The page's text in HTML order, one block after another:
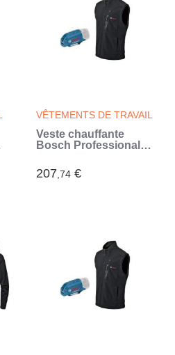
VÊTEMENTS DE TRAVAIL
Veste chauffante
Bosch Professional
3XL, sans batterie -
06188000EF
207,74 €